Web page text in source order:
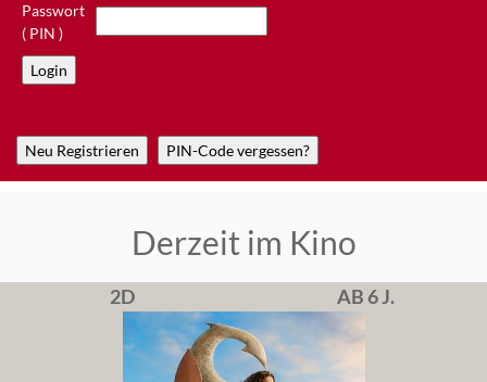
Passwort
( PIN )
Derzeit im Kino
2D AB 6 J.